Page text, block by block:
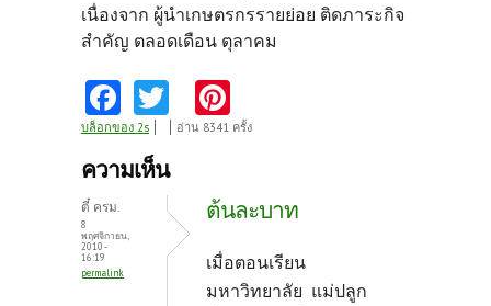
เนื่องจาก ผู้นำเกษตรกรรายย่อย ติดภาระกิจ
สำคัญ ตลอดเดือน ตุลาคม
Fa
ce
b
o
k
w
itt
nt
es
t
บล็อกของ 2s อ่าน 8341 ครั้ง
ความเห็น
ตี๋ ครม.
8
พฤศจิกายน,
2010 -
16:19
permalink
ต้นละบาท
เมื่อตอนเรียน
มหาวิทยาลัย แม่ปลูก